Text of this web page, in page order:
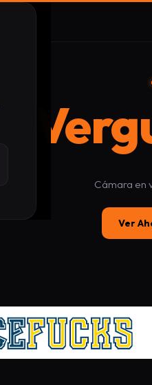
Cámara en
Ver